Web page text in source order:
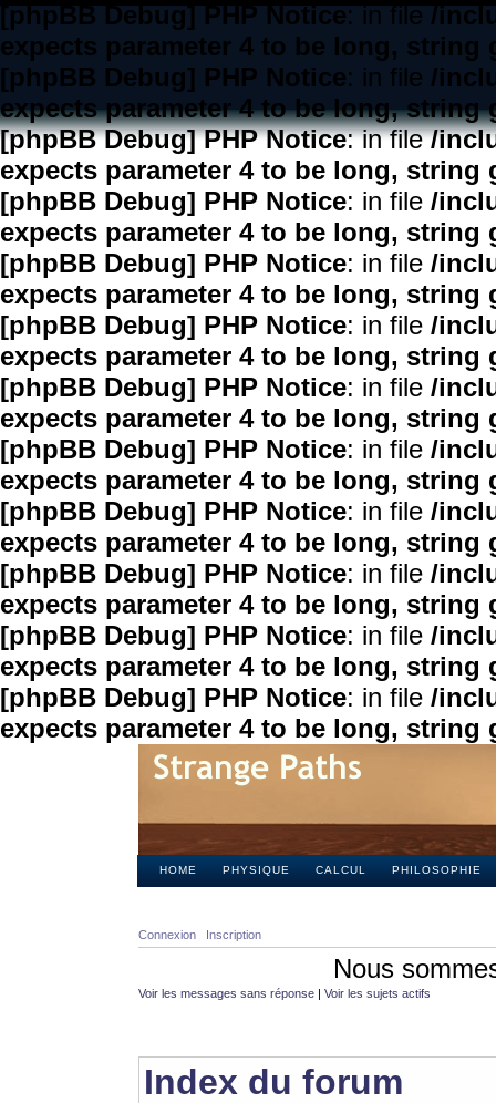
[phpBB Debug] PHP Notice: in file/
expects parameter 4 to be long, string
[phpBB Debug] PHP Notice: in file /
expects parameter 4 to be long, string
[phpBB Debug] PHP Notice: in file/
expects parameter 4 to be long, string
[phpBB Debug] PHP Notice: in file /
expects parameter 4 to be long, string
[phpBB Debug] PHP Notice: in file /
expects parameter 4 to be long, string
[phpBB Debug] PHP Notice: in file /
expects parameter 4 to be long, string
[phpBB Debug] PHP Notice: in file /
expects parameter 4 to be long, string
[phpBB Debug] PHP Notice: in file /
expects parameter 4 to be long, string
[phpBB Debug] PHP Notice: in file /
expects parameter 4 to be long, string
[phpBB Debug] PHP Notice: in file /
expects parameter 4 to be long, string
[phpBB Debug] PHP Notice: in file /
expects parameter 4 to be long, string
[phpBB Debug] PHP Notice: in file /
expects parameter 4 to be long, string
HOME PHYSIQUE CALCUL PHILOSOPHIE
Connexion Inscription
Nous
Voir les messages sans réponse | Voir les sujets actifs
Index du forum